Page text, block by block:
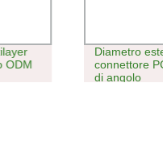
ODM
Diametro
connettore
di angolo